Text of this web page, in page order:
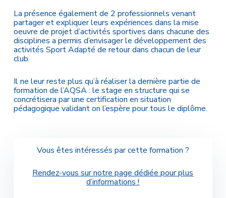
La présence également de 2 professionnels venant
partager et expliquer leurs expériences dans la mise
oeuvre de projet d’activités sportives dans chacune des
disciplines a permis d’envisager le développement des
activités Sport Adapté de retour dans chacun de leur
club.
Il ne leur reste plus qu’à réaliser la dernière partie de
formation de l’AQSA : le stage en structure qui se
concrétisera par une certification en situation
pédagogique validant on l’espère pour tous le diplôme.
Vous êtes intéressés par cette formation ?
Rendez-vous sur notre page dédiée pour plus
d’informations !